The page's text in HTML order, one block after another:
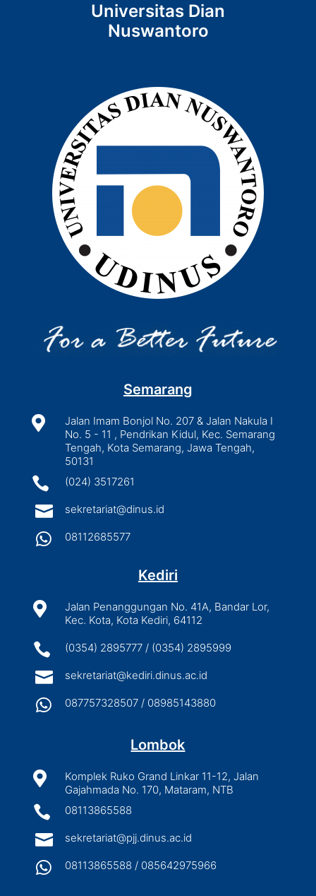
Universitas Dian
Nuswantoro
Semarang

Jalan Imam Bonjol No. 207 & Jalan Nakula I
No. 5 - 11 , Pendrikan Kidul, Kec. Semarang
Tengah, Kota Semarang, Jawa Tengah,
50131
 (024) 3517261
 sekretariat@dinus.id
 08112685577
Kediri

Jalan Penanggungan No. 41A, Bandar Lor,
Kec. Kota, Kota Kediri, 64112
 (0354) 2895777 / (0354) 2895999
 sekretariat@kediri.dinus.ac.id
 087757328507 / 08985143880
Lombok

Komplek Ruko Grand Linkar 11-12, Jalan
Gajahmada No. 170, Mataram, NTB
 08113865588
 sekretariat@pjj.dinus.ac.id
 08113865588 / 085642975966